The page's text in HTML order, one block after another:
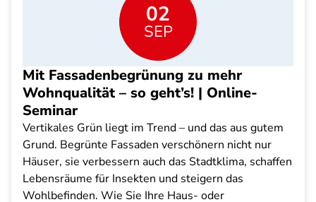
02
SEP
Mit Fassadenbegrünung zu mehr
Wohnqualität – so geht’s! | Online-
Seminar
Vertikales Grün liegt im Trend – und das aus gutem
Grund. Begrünte Fassaden verschönern nicht nur
Häuser, sie verbessern auch das Stadtklima, schaffen
Lebensräume für Insekten und steigern das
Wohlbefinden. Wie Sie Ihre Haus- oder